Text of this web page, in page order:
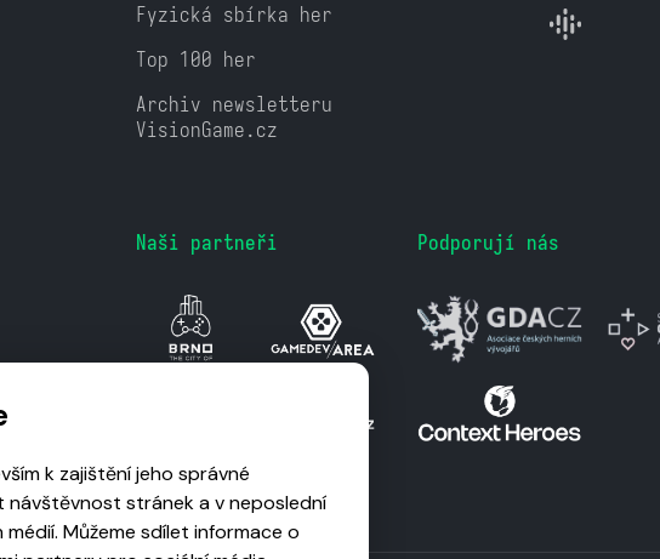
Fyzická sbírka her
Top 100 her
Archiv newsletteru
VisionGame.cz
Naši partneři Podporují nás
k zajištění jeho správné
návštěvnost stránek a v neposlední
Můžeme sdílet informace o